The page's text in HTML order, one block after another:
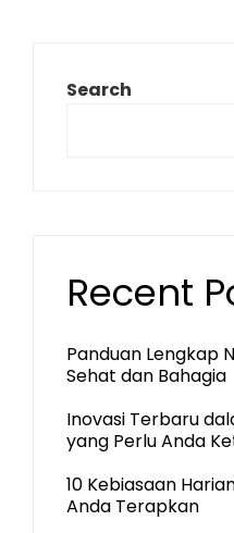
Search
Recent
Panduan Lengkap
Sehat dan Bahagia
Inovasi Terbaru
yang Perlu Anda
10 Kebiasaan
Anda Terapkan